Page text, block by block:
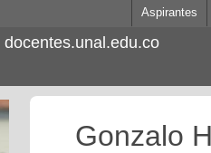
Aspirantes
docentes.unal.edu.co
Gonzalo